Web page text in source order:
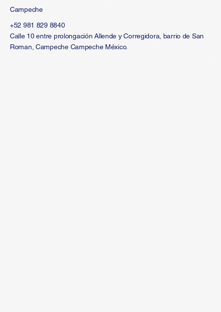
Campeche
+52 981 829 8840
Calle 10 entre prolongación Allende y Corregidora, barrio de San
Roman, Campeche Campeche México.